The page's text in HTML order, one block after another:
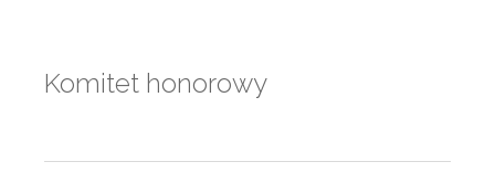
Komitet honorowy